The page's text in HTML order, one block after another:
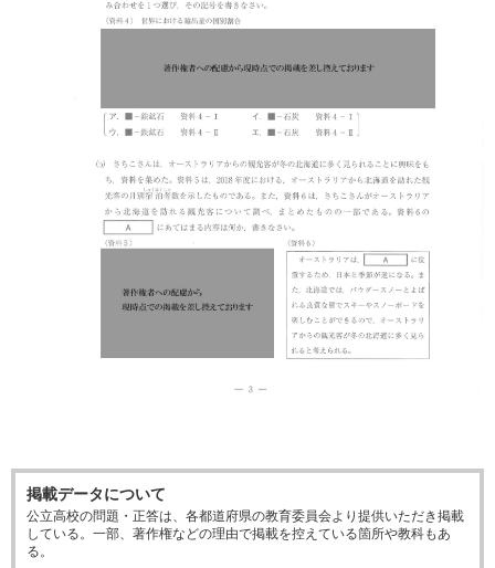
掲載データについて
公立高校の問題・正答は、各都道府県の教育委員会より提供いただき掲載
している。一部、著作権などの理由で掲載を控えている箇所や教科もあ
る。